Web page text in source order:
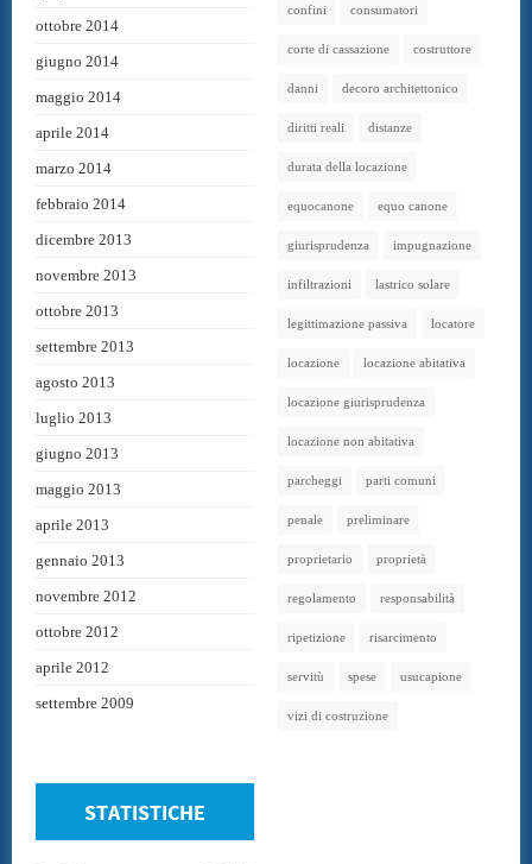
ottobre 2014
giugno 2014
maggio 2014
aprile 2014
marzo 2014
febbraio 2014
dicembre 2013
novembre 2013
ottobre 2013
settembre 2013
agosto 2013
luglio 2013
giugno 2013
maggio 2013
aprile 2013
gennaio 2013
novembre 2012
ottobre 2012
aprile 2012
settembre 2009
confini consumatori
corte di cassazione costruttore
danni decoro architettonico
diritti reali distanze
durata della locazione
equocanone equo canone
giurisprudenza impugnazione
infiltrazioni lastrico solare
legittimazione passiva locatore
locazione locazione abitativa
locazione giurisprudenza
locazione non abitativa
parcheggi parti comuni
penale preliminare
proprietario proprietà
regolamento responsabilità
ripetizione risarcimento
servitù spese usucapione
vizi di costruzione
STATISTICHE